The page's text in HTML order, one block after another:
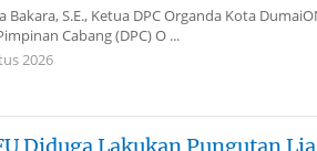
Bakara, S.E., Ketua DPC Organda Kota
Cabang (DPC) O ...
2026